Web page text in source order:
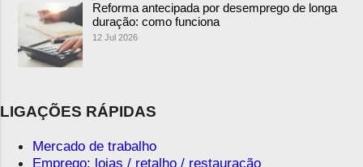
Reforma antecipada por desemprego de longa
duração: como funciona
12 Jul 2026
LIGAÇÕES RÁPIDAS
Mercado de trabalho
Emprego: lojas / retalho / restauração